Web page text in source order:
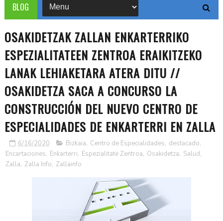
BLOG
OSAKIDETZAK ZALLAN ENKARTERRIKO
ESPEZIALITATEEN ZENTROA ERAIKITZEKO
LANAK LEHIAKETARA ATERA DITU //
OSAKIDETZA SACA A CONCURSO LA
CONSTRUCCIÓN DEL NUEVO CENTRO DE
ESPECIALIDADES DE ENKARTERRI EN ZALLA
6/16/2020 Bizkaia, Centro de Especialidades, destacado,
Encartaciones, Enkarterri, Espezialitate Zentroa, Osakidetza, Salud,
Zalla, Zalla Info, Zallainfo